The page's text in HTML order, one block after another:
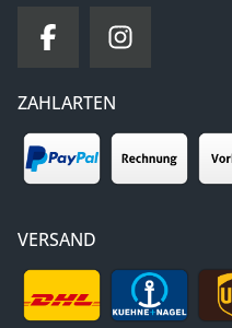
ZAHLARTEN
VERSAND